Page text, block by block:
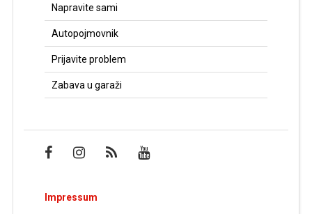
Napravite sami
Autopojmovnik
Prijavite problem
Zabava u garaži
Impressum